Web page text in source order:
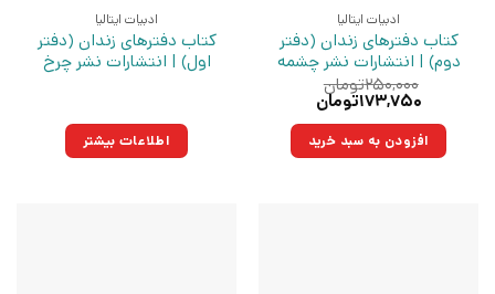
ادبیات ایتالیا
کتاب دفترهای زندان (دفتر
دوم) | انتشارات نشر چشمه
۲۵۰,۰۰۰تومان
قیمت
۲۵۰,۰۰۰تومان
بود.
۱۷۳,۷۵۰تومان
۱۷۳,۷۵۰تومان.افزودن به سبد خرید
ادبیات ایتالیا
کتاب دفترهای زندان (دفتر
اول) | انتشارات نشر چرخ
اطلاعات بیشتر